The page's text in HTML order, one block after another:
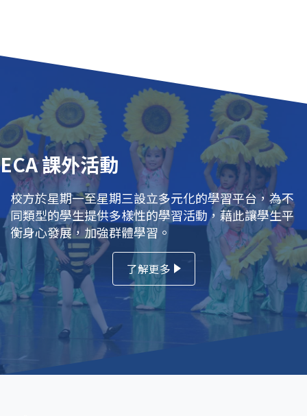
ECA 課外活動
校方於星期一至星期三設立多元化的學習平台，為不
同類型的學生提供多樣性的學習活動，藉此讓學生平
衡身心發展，加強群體學習。
了解更多